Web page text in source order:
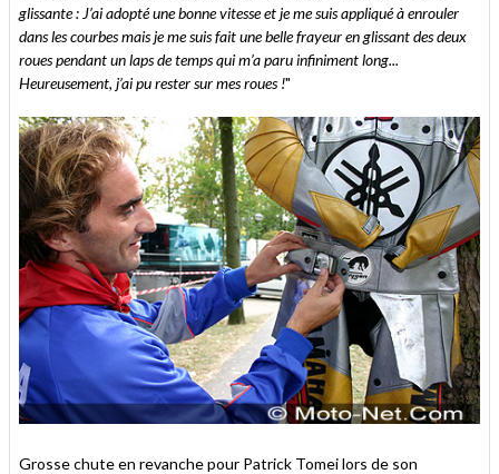
glissante : J’ai adopté une bonne vitesse et je me suis appliqué à enrouler
dans les courbes mais je me suis fait une belle frayeur en glissant des deux
roues pendant un laps de temps qui m’a paru infiniment long...
Heureusement, j’ai pu rester sur mes roues !"
Grosse chute en revanche pour Patrick Tomei lors de son